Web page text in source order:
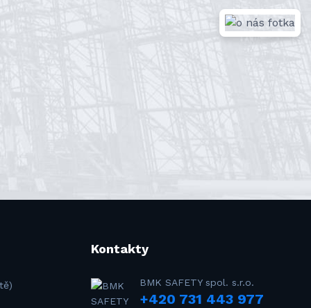
Kontakty
BMK SAFETY spol. s.r.o.
+420 731 443 977